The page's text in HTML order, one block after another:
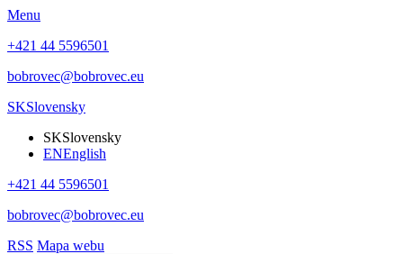
Menu
+421 44 5596501
bobrovec@bobrovec.eu
SKSlovensky
SKSlovensky
ENEnglish
+421 44 5596501
bobrovec@bobrovec.eu
RSS Mapa webu